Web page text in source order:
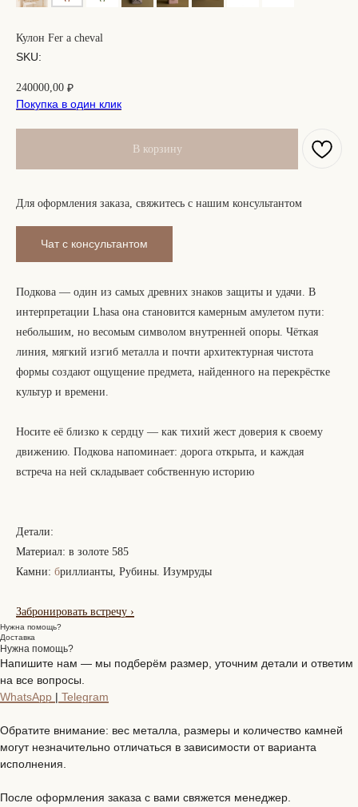
Кулон Fer a cheval
SKU:
240000,00 ₽
Покупка в один клик
В корзину
Для оформления заказа, свяжитесь с нашим консультантом
Чат с консультантом
Подкова — один из самых древних знаков защиты и удачи. В
интерпретации Lhasa она становится камерным амулетом пути:
небольшим, но весомым символом внутренней опоры. Чёткая
линия, мягкий изгиб металла и почти архитектурная чистота
формы создают ощущение предмета, найденного на перекрёстке
культур и времени.
Носите её близко к сердцу — как тихий жест доверия к своему
движению. Подкова напоминает: дорога открыта, и каждая
встреча на ней складывает собственную историю
Детали:
Материал: в золоте 585
Камни: бриллианты, Рубины. Изумруды
Забронировать встречу ›
Нужна помощь?
Доставка
Нужна помощь?
Напишите нам — мы подберём размер, уточним детали и ответим
на все вопросы.
WhatsApp | Telegram
Обратите внимание: вес металла, размеры и количество камней
могут незначительно отличаться в зависимости от варианта
исполнения.
После оформления заказа с вами свяжется менеджер.